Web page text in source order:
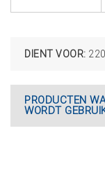
DIENT VOOR:
PRODUCTEN
WORDT